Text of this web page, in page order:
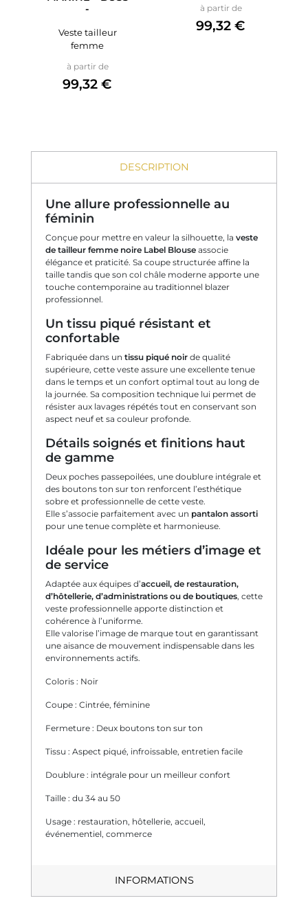
-
Veste tailleur
femme
à partir dePrix
99,32 €
à partir dePrix
99,32 €
DESCRIPTION
Une allure professionnelle au
féminin
Conçue pour mettre en valeur la silhouette, la veste
de tailleur femme noire Label Blouse associe
élégance et praticité. Sa coupe structurée affine la
taille tandis que son col châle moderne apporte une
touche contemporaine au traditionnel blazer
professionnel.
Un tissu piqué résistant et
confortable
Fabriquée dans un tissu piqué noir de qualité
supérieure, cette veste assure une excellente tenue
dans le temps et un confort optimal tout au long de
la journée. Sa composition technique lui permet de
résister aux lavages répétés tout en conservant son
aspect neuf et sa couleur profonde.
Détails soignés et finitions haut
de gamme
Deux poches passepoilées, une doublure intégrale et
des boutons ton sur ton renforcent l’esthétique
sobre et professionnelle de cette veste.
Elle s’associe parfaitement avec un pantalon assorti
pour une tenue complète et harmonieuse.
Idéale pour les métiers d’image et
de service
Adaptée aux équipes d’accueil, de restauration,
d’hôtellerie, d’administrations ou de boutiques, cette
veste professionnelle apporte distinction et
cohérence à l’uniforme.
Elle valorise l’image de marque tout en garantissant
une aisance de mouvement indispensable dans les
environnements actifs.
Coloris : Noir
Coupe : Cintrée, féminine
Fermeture : Deux boutons ton sur ton
Tissu : Aspect piqué, infroissable, entretien facile
Doublure : intégrale pour un meilleur confort
Taille : du 34 au 50
Usage : restauration, hôtellerie, accueil,
événementiel, commerce
INFORMATIONS